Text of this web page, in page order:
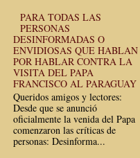
PARA TODAS LAS
PERSONAS
DESINFORMADAS O
ENVIDIOSAS QUE HABLAN
POR HABLAR CONTRA LA
VISITA DEL PAPA
FRANCISCO AL PARAGUAY
Queridos amigos y lectores:
Desde que se anunció
oficialmente la venida del Papa
comenzaron las críticas de
personas: Desinforma...